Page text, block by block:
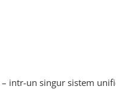
un singur sistem